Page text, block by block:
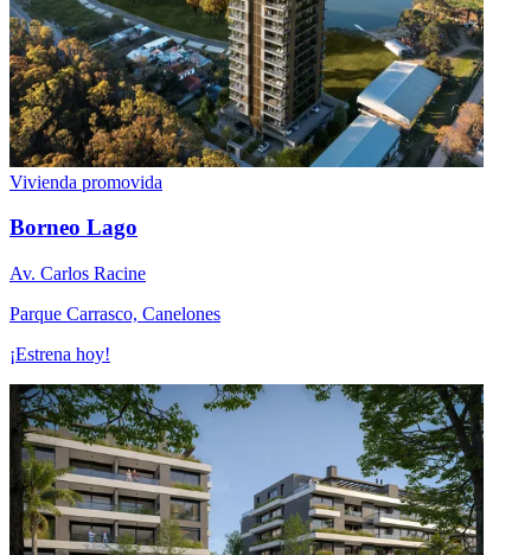
Vivienda promovida
Borneo Lago
Av. Carlos Racine
Parque Carrasco, Canelones
¡Estrena hoy!